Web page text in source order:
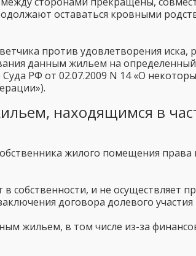
оставаться кровными
против удовлетворения
данным жильем на
РФ от 02.07.2009 N 14 «О
находящимся в
жилого помещения
собственности, и не
договора долевого участия
жильем, в том числе из-за